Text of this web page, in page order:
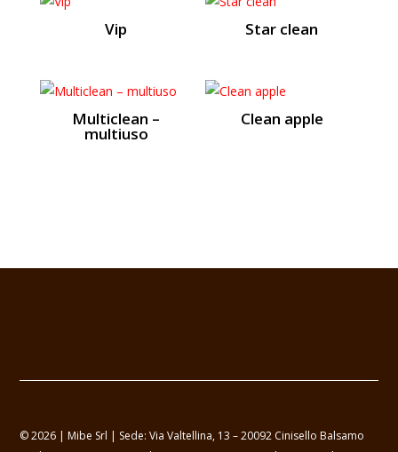
Vip Star clean
Multiclean –
multiuso
Clean apple
© 2026 | Mibe Srl | Sede: Via Valtellina, 13 – 20092 Cinisello Balsamo